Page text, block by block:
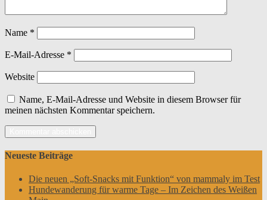
Name *
E-Mail-Adresse *
Website
Name, E-Mail-Adresse und Website in diesem Browser für
meinen nächsten Kommentar speichern.
Neueste Beiträge
Die neuen „Soft-Snacks mit Funktion“ von mammaly im Test
Hundewanderung für warme Tage – Im Zeichen des Weißen